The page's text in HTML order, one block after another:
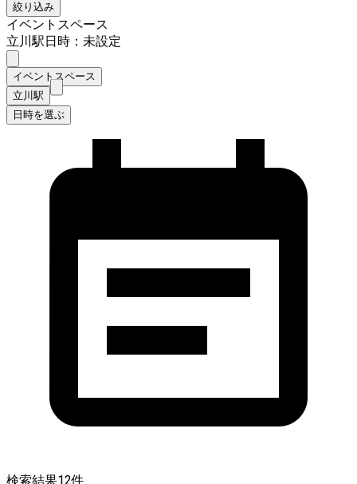
絞り込み
イベントスペース
立川駅日時：未設定
イベントスペース
立川駅
日時を選ぶ
検索結果12件